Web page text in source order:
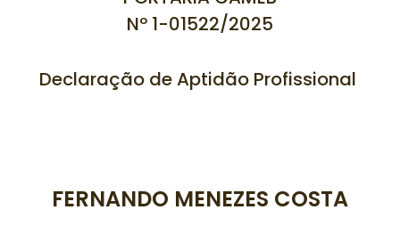
Nº 1-01522/2025
Declaração de Aptidão Profissional
FERNANDO MENEZES COSTA